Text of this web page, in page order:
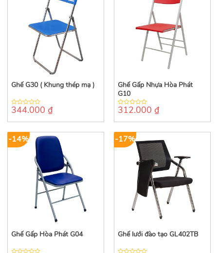
Ghế G30 ( Khung thép mạ )
0
of
344.000 ₫
Ghế Gấp Nhựa Hòa Phát
G10
0
of
312.000 ₫
-14%
Ghế Gấp Hòa Phát G04
-17%
Ghế lưới đào tạo GL402TB